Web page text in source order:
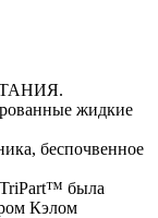
жидкие
беспочвенное
TriPart™ была
Кэлом